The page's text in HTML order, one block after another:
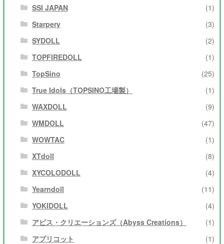
SSI JAPAN
(1)
Starpery
(3)
SYDOLL
(2)
TOPFIREDOLL
(1)
TopSino
(25)
True Idols（TOPSINO工場製）
(1)
WAXDOLL
(9)
WMDOLL
(47)
WOWTAC
(1)
XTdoll
(8)
XYCOLODOLL
(4)
Yearndoll
(11)
YOKIDOLL
(4)
アビス・クリエーションズ（Abyss Creations）
(1)
アプリコット
(1)